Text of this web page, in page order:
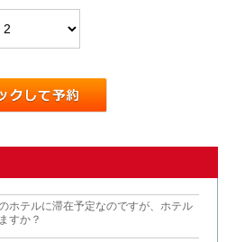
ホテルに滞在予定なのですが、ホテル
すか？